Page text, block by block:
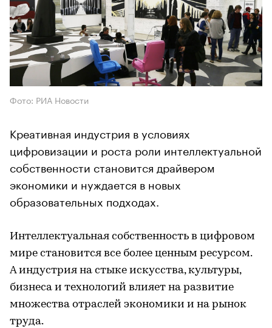
Фото: РИА Новости
Креативная индустрия в условиях
цифровизации и роста роли интеллектуальной
собственности становится драйвером
экономики и нуждается в новых
образовательных подходах.
Интеллектуальная собственность в цифровом
мире становится все более ценным ресурсом.
А индустрия на стыке искусства, культуры,
бизнеса и технологий влияет на развитие
множества отраслей экономики и на рынок
труда.